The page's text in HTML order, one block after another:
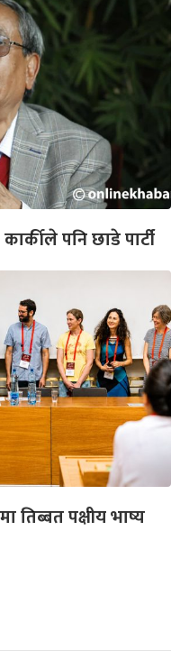
पनि छाडे पार्टी
तिब्बत पक्षीय भाष्य